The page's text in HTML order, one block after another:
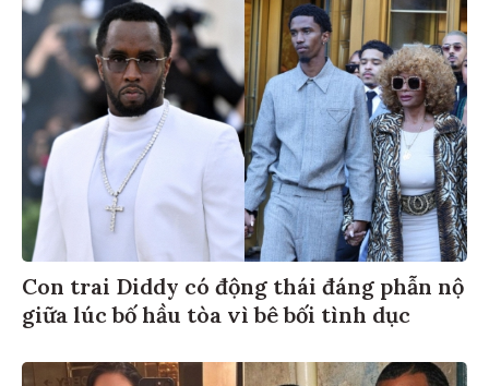
Con trai Diddy có động thái đáng phẫn nộ
giữa lúc bố hầu tòa vì bê bối tình dục